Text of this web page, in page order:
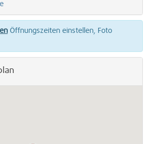
Öffnungszeiten einstellen, Foto